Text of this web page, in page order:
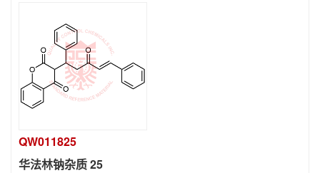
QW011825
华法林钠杂质 25